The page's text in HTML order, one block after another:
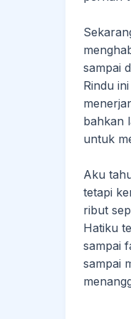
sampai
Rindu
bahkan
untuk
Aku
tetapi
ribut
Hatiku
sampai
sampai